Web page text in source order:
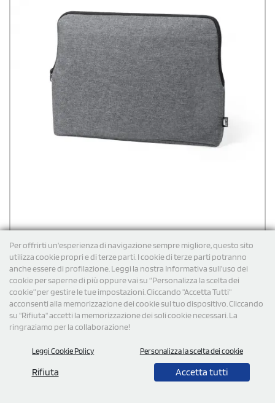
Per offrirti un'esperienza di navigazione sempre migliore, questo sito
utilizza cookie propri e di terze parti. I cookie di terze parti potranno
anche essere di profilazione. Leggi la nostra Informativa sull’uso dei
cookie per saperne di più oppure vai su “Personalizza la scelta dei
cookie” per gestire le tue impostazioni. Cliccando "Accetta Tutti"
acconsenti alla memorizzazione dei cookie sul tuo dispositivo. Cliccando
su "Rifiuta" accetti la memorizzazione dei soli cookie necessari. La
ringraziamo per la collaborazione!
Leggi Cookie Policy Personalizza la scelta dei cookie
Rifiuta Accetta tutti
Custodia computer portatile personalizzata Hops
36x26x4,5
Custodia per laptop della linea Nature, realizzata in resistente RPET
600D effetto melange da plastica riciclata. Interno imbottito e
5,66cad. iva esclusa per 100 pz
Spedizione gratuita